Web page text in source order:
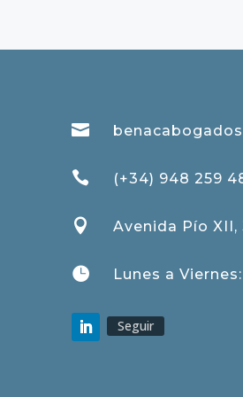

 (+34) 948 259
 Avenida Pío XII,
 Lunes a
Seguir